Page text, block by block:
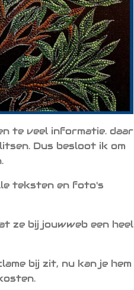
te veel informatie. daar
Dus besloot ik om
teksten en foto's
ze bij jouwweb een heel
bij zit, nu kan je hem